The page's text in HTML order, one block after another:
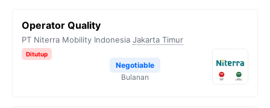
Operator Quality
PT Niterra Mobility Indonesia Jakarta Timur
Ditutup
Negotiable
Bulanan